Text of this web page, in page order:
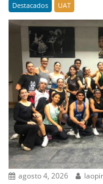
Destacados UAT
agosto 4, 2026